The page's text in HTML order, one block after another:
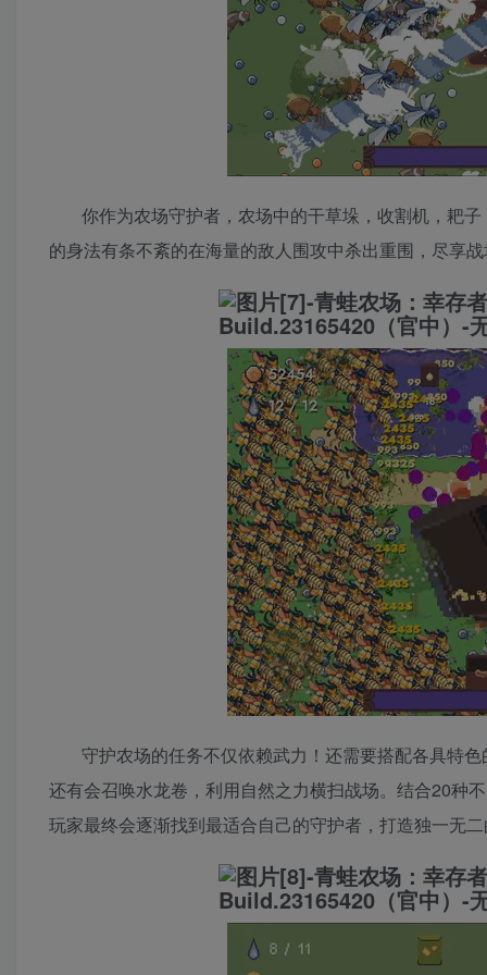
你作为农场守护者，农场中的干草垛，收割机，耙
的身法有条不紊的在海量的敌人围攻中杀出重围，尽享
守护农场的任务不仅依赖武力！还需要搭配各具特
还有会召唤水龙卷，利用自然之力横扫战场。结合20种
玩家最终会逐渐找到最适合自己的守护者，打造独一无